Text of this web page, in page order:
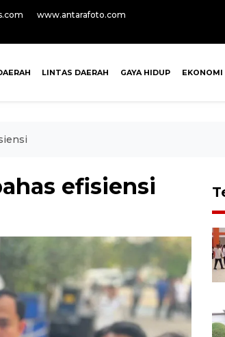
www.antarafoto.com
LINTAS DAERAH GAYA HIDUP EKONOMI
efisiensi